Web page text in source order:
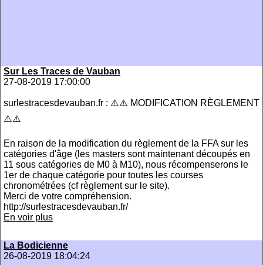
Sur Les Traces de Vauban
27-08-2019 17:00:00
surlestracesdevauban.fr : ⚠️⚠️ MODIFICATION RÈGLEMENT
⚠️⚠️
En raison de la modification du règlement de la FFA sur les
catégories d'âge (les masters sont maintenant découpés en
11 sous catégories de M0 à M10), nous récompenserons le
1er de chaque catégorie pour toutes les courses
chronométrées (cf règlement sur le site).
Merci de votre compréhension.
http://surlestracesdevauban.fr/
En voir plus
La Bodicienne
26-08-2019 18:04:24